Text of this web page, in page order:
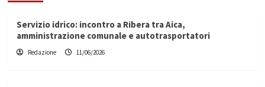
Servizio idrico: incontro a Ribera tra Aica,
amministrazione comunale e autotrasportatori
Redazione 11/06/2026